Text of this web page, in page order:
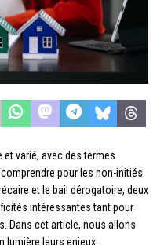
et varié, avec des termes
pour les non-initiés.
et le bail dérogatoire, deux
intéressantes tant pour
Dans cet article, nous allons
lumière leurs enjeux.